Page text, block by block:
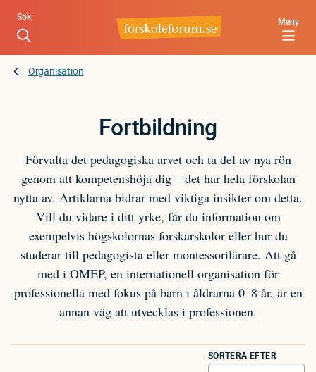
Hoppa
huvudinnehåll
Meny
Sök
Organisation
Fortbildning
Förvalta det pedagogiska arvet och ta del av nya rön
genom att kompetenshöja dig – det har hela förskolan
nytta av. Artiklarna bidrar med viktiga insikter om detta.
Vill du vidare i ditt yrke, får du information om
exempelvis högskolornas forskarskolor eller hur du
studerar till pedagogista eller montessorilärare. Att gå
med i OMEP, en internationell organisation för
professionella med fokus på barn i åldrarna 0–8 år, är en
annan väg att utvecklas i professionen.
SORTERA EFTER